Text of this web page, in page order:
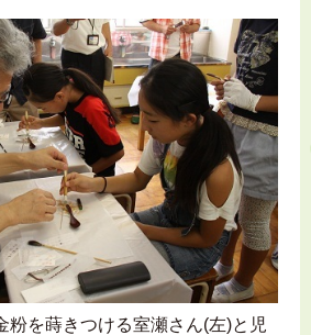
粉を蒔きつける室瀬さん(左)と児